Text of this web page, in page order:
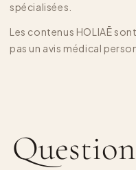
spécialisées.
Les contenus HOLIAĒ
pas un avis médical